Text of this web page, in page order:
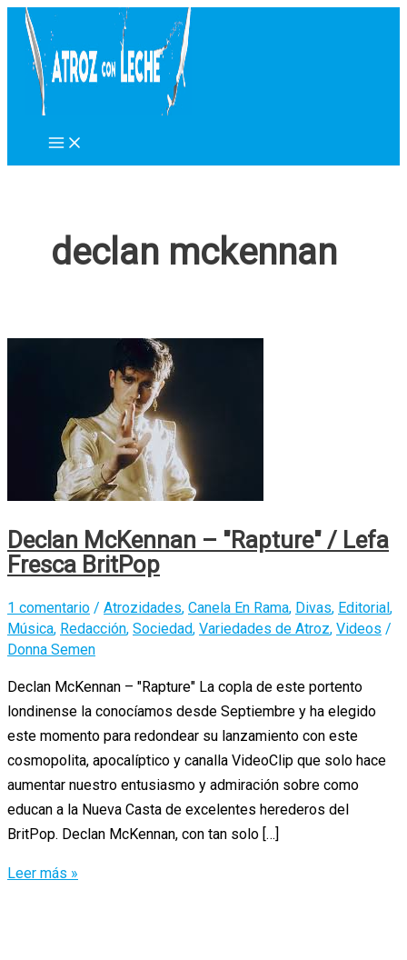
contenido
declan mckennan
Declan McKennan – ″Rapture″ / Lefa
Fresca BritPop
1 comentario / Atrozidades, Canela En Rama, Divas, Editorial,
Música, Redacción, Sociedad, Variedades de Atroz, Videos /
Donna Semen
Declan McKennan – ″Rapture″ La copla de este portento
londinense la conocíamos desde Septiembre y ha elegido
este momento para redondear su lanzamiento con este
cosmopolita, apocalíptico y canalla VideoClip que solo hace
aumentar nuestro entusiasmo y admiración sobre como
educan a la Nueva Casta de excelentes herederos del
BritPop. Declan McKennan, con tan solo […]
Declan
Leer más »